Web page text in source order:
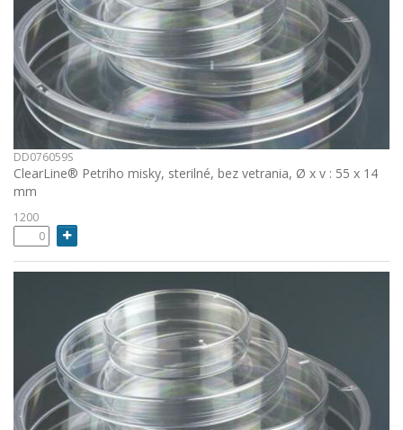
DD076059S
ClearLine® Petriho misky, sterilné, bez vetrania, Ø x v : 55 x 14
mm
1200